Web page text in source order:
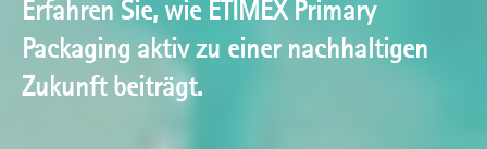
Erfahren Sie, wie ETIMEX Primary
Packaging aktiv zu einer nachhaltigen
Zukunft beiträgt.